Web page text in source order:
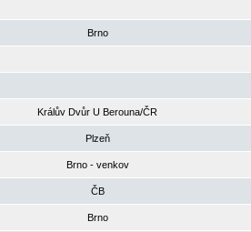
Brno
Králův Dvůr U Berouna/ČR
Plzeň
Brno - venkov
ČB
Brno